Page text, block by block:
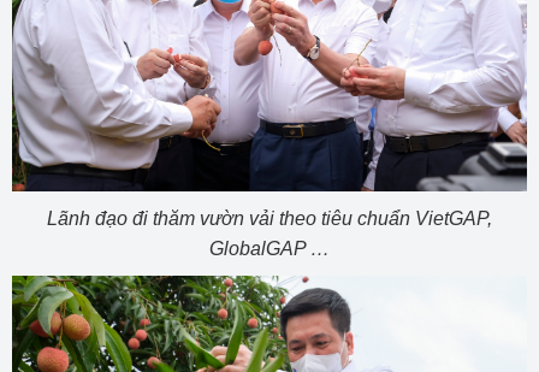
Lãnh đạo đi thăm vườn vải theo tiêu chuẩn VietGAP,
GlobalGAP …